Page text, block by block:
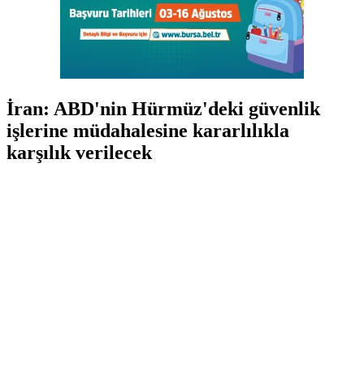
İran: ABD'nin Hürmüz'deki güvenlik
işlerine müdahalesine kararlılıkla
karşılık verilecek